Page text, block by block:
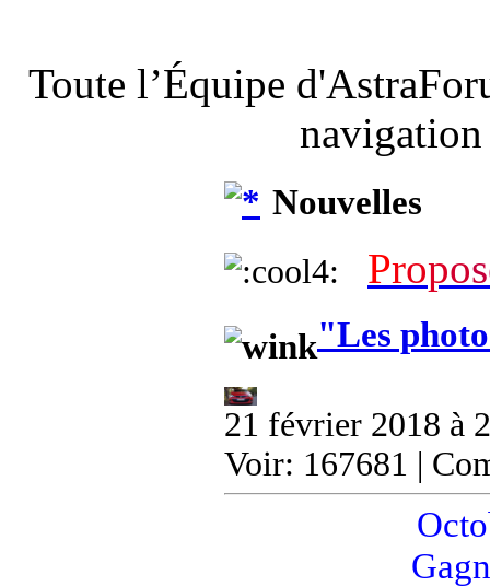
Toute l’Équipe
Nouvelles
Propos
"Les
21 février 2018 à
Voir: 167681 |